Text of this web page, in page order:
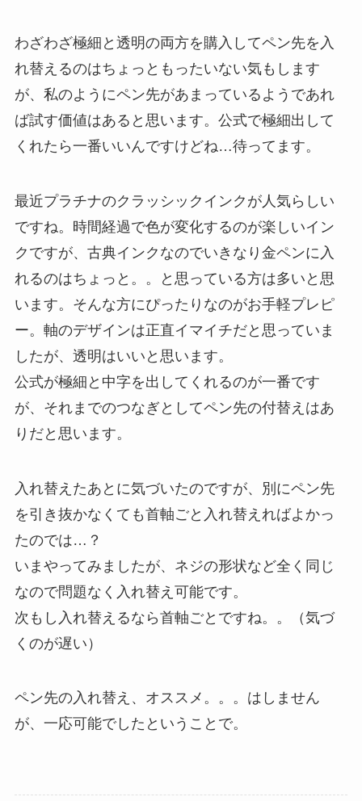
わざわざ極細と透明の両方を購入してペン先を入
れ替えるのはちょっともったいない気もします
が、私のようにペン先があまっているようであれ
ば試す価値はあると思います。公式で極細出して
くれたら一番いいんですけどね…待ってます。
最近プラチナのクラッシックインクが人気らしい
ですね。時間経過で色が変化するのが楽しいイン
クですが、古典インクなのでいきなり金ペンに入
れるのはちょっと。。と思っている方は多いと思
います。そんな方にぴったりなのがお手軽プレピ
ー。軸のデザインは正直イマイチだと思っていま
したが、透明はいいと思います。
公式が極細と中字を出してくれるのが一番です
が、それまでのつなぎとしてペン先の付替えはあ
りだと思います。
入れ替えたあとに気づいたのですが、別にペン先
を引き抜かなくても首軸ごと入れ替えればよかっ
たのでは…？
いまやってみましたが、ネジの形状など全く同じ
なので問題なく入れ替え可能です。
次もし入れ替えるなら首軸ごとですね。。（気づ
くのが遅い）
ペン先の入れ替え、オススメ。。。はしません
が、一応可能でしたということで。